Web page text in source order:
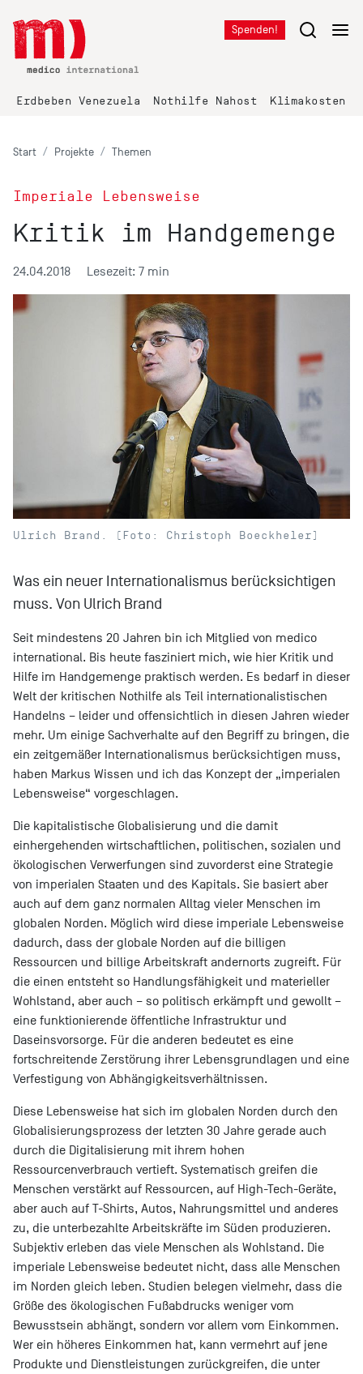
Spenden!
Erdbeben Venezuela Nothilfe Nahost Klimakosten
Start Projekte Themen
Imperiale Lebensweise
Kritik im Handgemenge
24.04.2018 Lesezeit: 7 min
Ulrich Brand. (Foto: Christoph Boeckheler)
Was ein neuer Internationalismus berücksichtigen
muss. Von Ulrich Brand
Seit mindestens 20 Jahren bin ich Mitglied von medico
international. Bis heute fasziniert mich, wie hier Kritik und
Hilfe im Handgemenge praktisch werden. Es bedarf in dieser
Welt der kritischen Nothilfe als Teil internationalistischen
Handelns – leider und offensichtlich in diesen Jahren wieder
mehr. Um einige Sachverhalte auf den Begriff zu bringen, die
ein zeitgemäßer Internationalismus berücksichtigen muss,
haben Markus Wissen und ich das Konzept der „imperialen
Lebensweise“ vorgeschlagen.
Die kapitalistische Globalisierung und die damit
einhergehenden wirtschaftlichen, politischen, sozialen und
ökologischen Verwerfungen sind zuvorderst eine Strategie
von imperialen Staaten und des Kapitals. Sie basiert aber
auch auf dem ganz normalen Alltag vieler Menschen im
globalen Norden. Möglich wird diese imperiale Lebensweise
dadurch, dass der globale Norden auf die billigen
Ressourcen und billige Arbeitskraft andernorts zugreift. Für
die einen entsteht so Handlungsfähigkeit und materieller
Wohlstand, aber auch – so politisch erkämpft und gewollt –
eine funktionierende öffentliche Infrastruktur und
Daseinsvorsorge. Für die anderen bedeutet es eine
fortschreitende Zerstörung ihrer Lebensgrundlagen und eine
Verfestigung von Abhängigkeitsverhältnissen.
Diese Lebensweise hat sich im globalen Norden durch den
Globalisierungsprozess der letzten 30 Jahre gerade auch
durch die Digitalisierung mit ihrem hohen
Ressourcenverbrauch vertieft. Systematisch greifen die
Menschen verstärkt auf Ressourcen, auf High-Tech-Geräte,
aber auch auf T-Shirts, Autos, Nahrungsmittel und anderes
zu, die unterbezahlte Arbeitskräfte im Süden produzieren.
Subjektiv erleben das viele Menschen als Wohlstand. Die
imperiale Lebensweise bedeutet nicht, dass alle Menschen
im Norden gleich leben. Studien belegen vielmehr, dass die
Größe des ökologischen Fußabdrucks weniger vom
Bewusstsein abhängt, sondern vor allem vom Einkommen.
Wer ein höheres Einkommen hat, kann vermehrt auf jene
Produkte und Dienstleistungen zurückgreifen, die unter